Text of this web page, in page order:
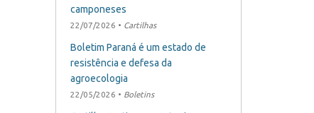
camponeses
22/07/2026 • Cartilhas
Boletim Paraná é um estado de
resistência e defesa da
agroecologia
22/05/2026 • Boletins